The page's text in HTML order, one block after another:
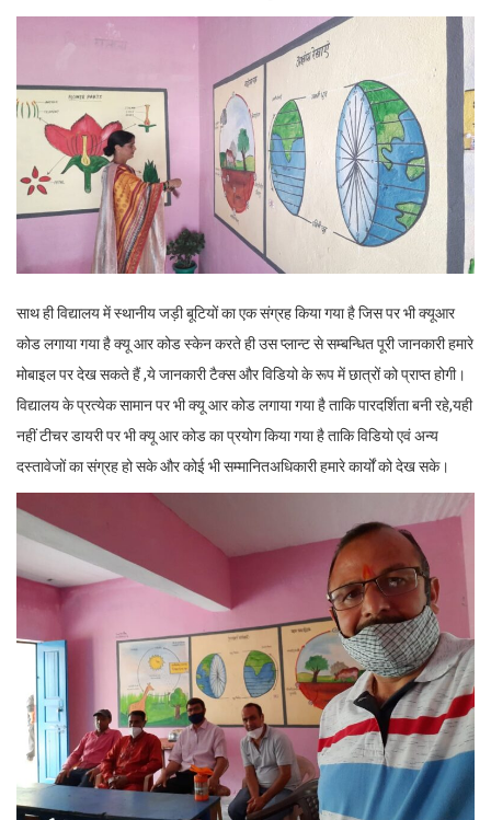
साथ ही विद्यालय में स्थानीय जड़ी बूटियों का एक संग्रह किया गया है जिस पर भी क्यूआर
कोड लगाया गया है क्यू आर कोड स्केन करते ही उस प्लान्ट से सम्बन्धित पूरी जानकारी हमारे
मोबाइल पर देख सकते हैं ,ये जानकारी टैक्स और विडियो के रूप में छात्रों को प्राप्त होगी।
विद्यालय के प्रत्येक सामान पर भी क्यू आर कोड लगाया गया है ताकि पारदर्शिता बनी रहे,यही
नहीं टीचर डायरी पर भी क्यू आर कोड का प्रयोग किया गया है ताकि विडियो एवं अन्य
दस्तावेजों का संग्रह हो सके और कोई भी सम्मानितअधिकारी हमारे कार्यों को देख सके।